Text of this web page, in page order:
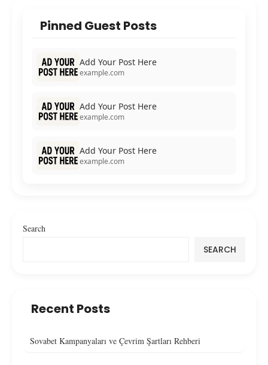
Pinned Guest Posts
Add Your Post Here
example.com
Add Your Post Here
example.com
Add Your Post Here
example.com
Search
SEARCH
Recent Posts
Sovabet Kampanyaları ve Çevrim Şartları Rehberi